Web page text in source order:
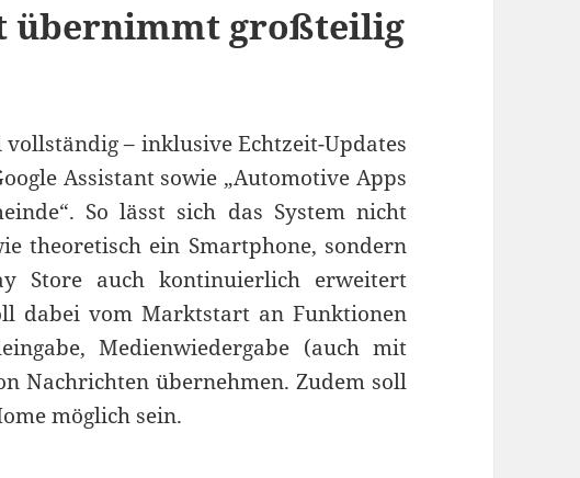
übernimmt großteilig
– inklusive Echtzeit-Updates
Assistant sowie „Automotive Apps
So lässt sich das System nicht
theoretisch ein Smartphone, sondern
Store auch kontinuierlich erweitert
dabei vom Marktstart an Funktionen
Medienwiedergabe (auch mit
Nachrichten übernehmen. Zudem soll
möglich sein.